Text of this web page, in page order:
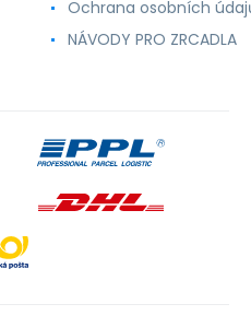
Ochrana osobních
NÁVODY PRO ZRCADLA